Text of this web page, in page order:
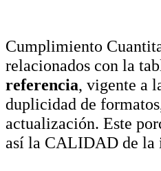
Cumplimiento
relacionados con la
referencia, vigente a
duplicidad de
actualización. Este
así la CALIDAD de la